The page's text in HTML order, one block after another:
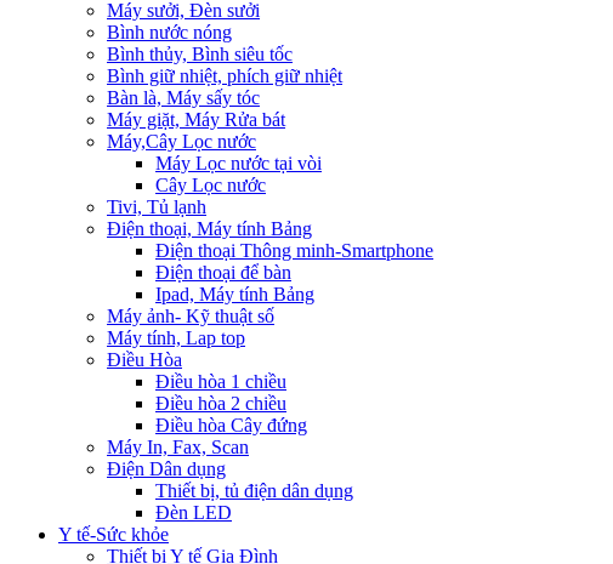
Máy sưởi, Đèn sưởi
Bình nước nóng
Bình thủy, Bình siêu tốc
Bình giữ nhiệt, phích giữ nhiệt
Bàn là, Máy sấy tóc
Máy giặt, Máy Rửa bát
Máy,Cây Lọc nước
Máy Lọc nước tại vòi
Cây Lọc nước
Tivi, Tủ lạnh
Điện thoại, Máy tính Bảng
Điện thoại Thông minh-Smartphone
Điện thoại để bàn
Ipad, Máy tính Bảng
Máy ảnh- Kỹ thuật số
Máy tính, Lap top
Điều Hòa
Điều hòa 1 chiều
Điều hòa 2 chiều
Điều hòa Cây đứng
Máy In, Fax, Scan
Điện Dân dụng
Thiết bị, tủ điện dân dụng
Đèn LED
Y tế-Sức khỏe
Thiết bị Y tế Gia Đình